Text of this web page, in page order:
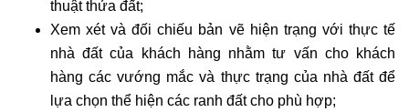
thuật thửa đất;
Xem xét và đối chiếu bản vẽ hiện trạng với thực tế
nhà đất của khách hàng nhằm tư vấn cho khách
hàng các vướng mắc và thực trạng của nhà đất để
lựa chọn thể hiện các ranh đất cho phù hợp;